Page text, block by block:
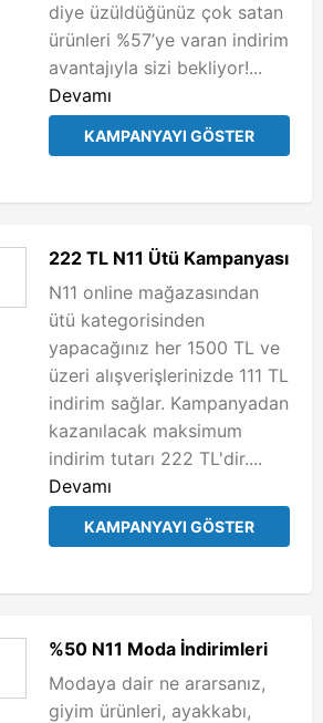
diye üzüldüğünüz çok satan
ürünleri %57’ye varan indirim
avantajıyla sizi bekliyor!...
Devamı
KAMPANYAYI GÖSTER
222 TL N11 Ütü Kampanyası
N11 online mağazasından
ütü kategorisinden
yapacağınız her 1500 TL ve
üzeri alışverişlerinizde 111 TL
indirim sağlar. Kampanyadan
kazanılacak maksimum
indirim tutarı 222 TL'dir....
Devamı
KAMPANYAYI GÖSTER
%50 N11 Moda İndirimleri
Modaya dair ne ararsanız,
giyim ürünleri, ayakkabı,